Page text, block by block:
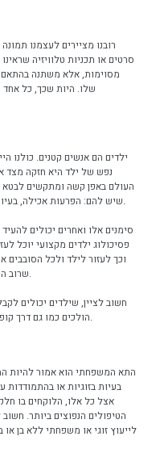
רובנו מציירים לעצמנו
סרטים או תכניות טלוויזיה
מסוימות, אלא משתנה בהתאם
שלו. היות שכך, כל אחד
ילדים הם אנשים קטנים. כולנו
נפש של ילד היא חזקה מצד
העולם באפן קשה ומתקשים לבטא
שיש להם: הפרעות אכילה, בעיות עם שליטה בסוגרים, התפרצויות כעס ובכי ועוד.
סימנים אלו ואחרים יכולים
פסיכולוג ילדים מקצועי יוכל
וכך לעזור לילד ולכל
שרוב ההורים, שאינם אנשי מקצוע, לא היו חושבים עליהן.
חשוב לציין, שילדים יכולים
הולכים כמו גם דרך קופות החולים וכמובן, באופן פרטי – לבחירת ההורים.
התא המשפחתי הוא אמור להיות
בעיות בזוגיות או
אצל כל אלו, הלוקחים בו
הטיפולים הנפוצים ביותר.
לייעוץ זוגי או משפחתי ללא בן